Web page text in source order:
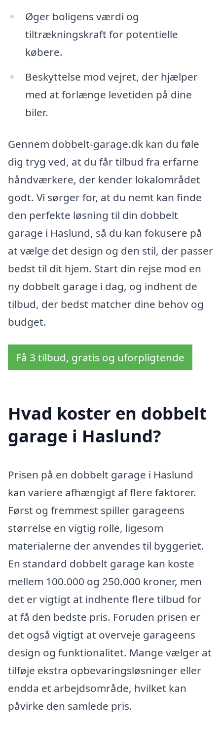
Øger boligens værdi og
tiltrækningskraft for potentielle
købere.
Beskyttelse mod vejret, der hjælper
med at forlænge levetiden på dine
biler.
Gennem dobbelt-garage.dk kan du føle
dig tryg ved, at du får tilbud fra erfarne
håndværkere, der kender lokalområdet
godt. Vi sørger for, at du nemt kan finde
den perfekte løsning til din dobbelt
garage i Haslund, så du kan fokusere på
at vælge det design og den stil, der passer
bedst til dit hjem. Start din rejse mod en
ny dobbelt garage i dag, og indhent de
tilbud, der bedst matcher dine behov og
budget.
Få 3 tilbud, gratis og uforpligtende
Hvad koster en dobbelt
garage i Haslund?
Prisen på en dobbelt garage i Haslund
kan variere afhængigt af flere faktorer.
Først og fremmest spiller garageens
størrelse en vigtig rolle, ligesom
materialerne der anvendes til byggeriet.
En standard dobbelt garage kan koste
mellem 100.000 og 250.000 kroner, men
det er vigtigt at indhente flere tilbud for
at få den bedste pris. Foruden prisen er
det også vigtigt at overveje garageens
design og funktionalitet. Mange vælger at
tilføje ekstra opbevaringsløsninger eller
endda et arbejdsområde, hvilket kan
påvirke den samlede pris.